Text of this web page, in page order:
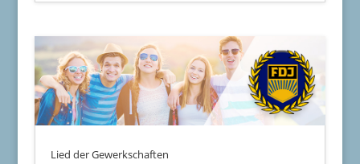
Lied der Gewerkschaften